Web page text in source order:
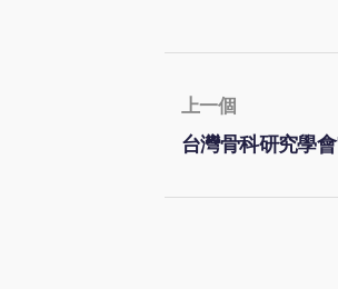
上一個
台灣骨科研究學